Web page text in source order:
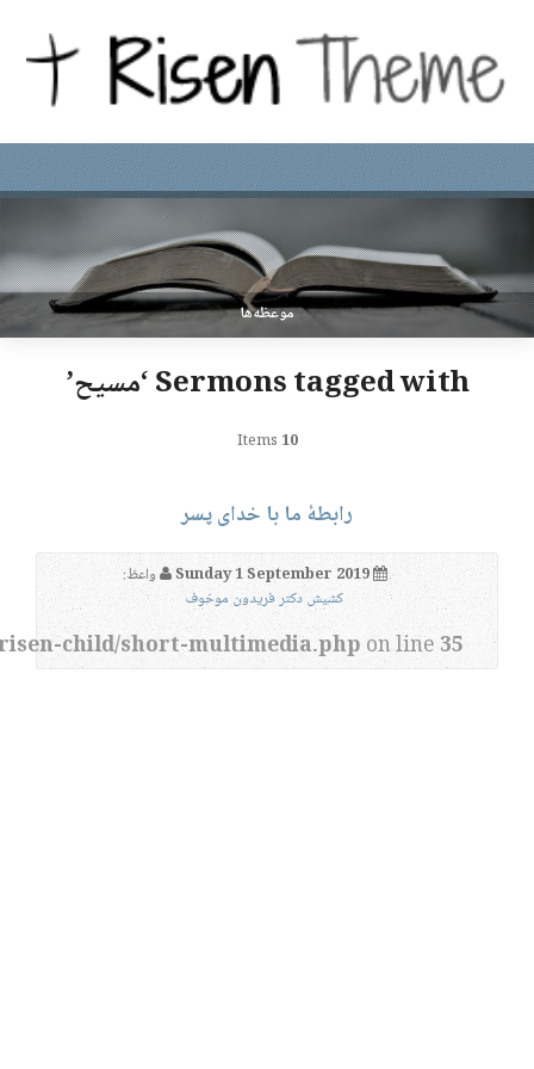
موعظه‌ها
Sermons tagged with ‘مسیح’
10
رابطهٔ ما با خدای پسر
Sunday 1 September 2019
واعظ:
کشیش دکتر فریدون موخوف
child/short-multimedia.php on line 35